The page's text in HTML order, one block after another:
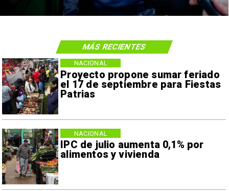
Proyecto propone sumar feriado
el 17 de septiembre para Fiestas
Patrias
NACIONAL
IPC de julio aumenta 0,1% por
alimentos y vivienda
NACIONAL
MÁS RECIENTES